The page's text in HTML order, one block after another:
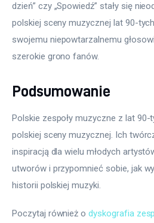
dzień” czy „Spowiedź” stały się
polskiej sceny muzycznej lat 90-
swojemu niepowtarzalnemu
szerokie grono fanów.
Podsumowanie
Polskie zespoły muzyczne z lat
polskiej sceny muzycznej. Ich
inspiracją dla wielu młodych
utworów i przypomnieć sobie, jak
historii polskiej muzyki.
Poczytaj również o dyskografia